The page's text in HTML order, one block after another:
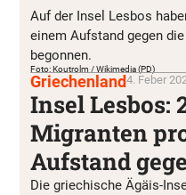
Auf der Insel Lesbos
einem Aufstand gegen
begonnen.
Foto: Koutrolm / Wikimedia (PD)
Griechenland 4. Feber
Insel Lesbos:
Migranten
Aufstand
Die griechische Ägäis-